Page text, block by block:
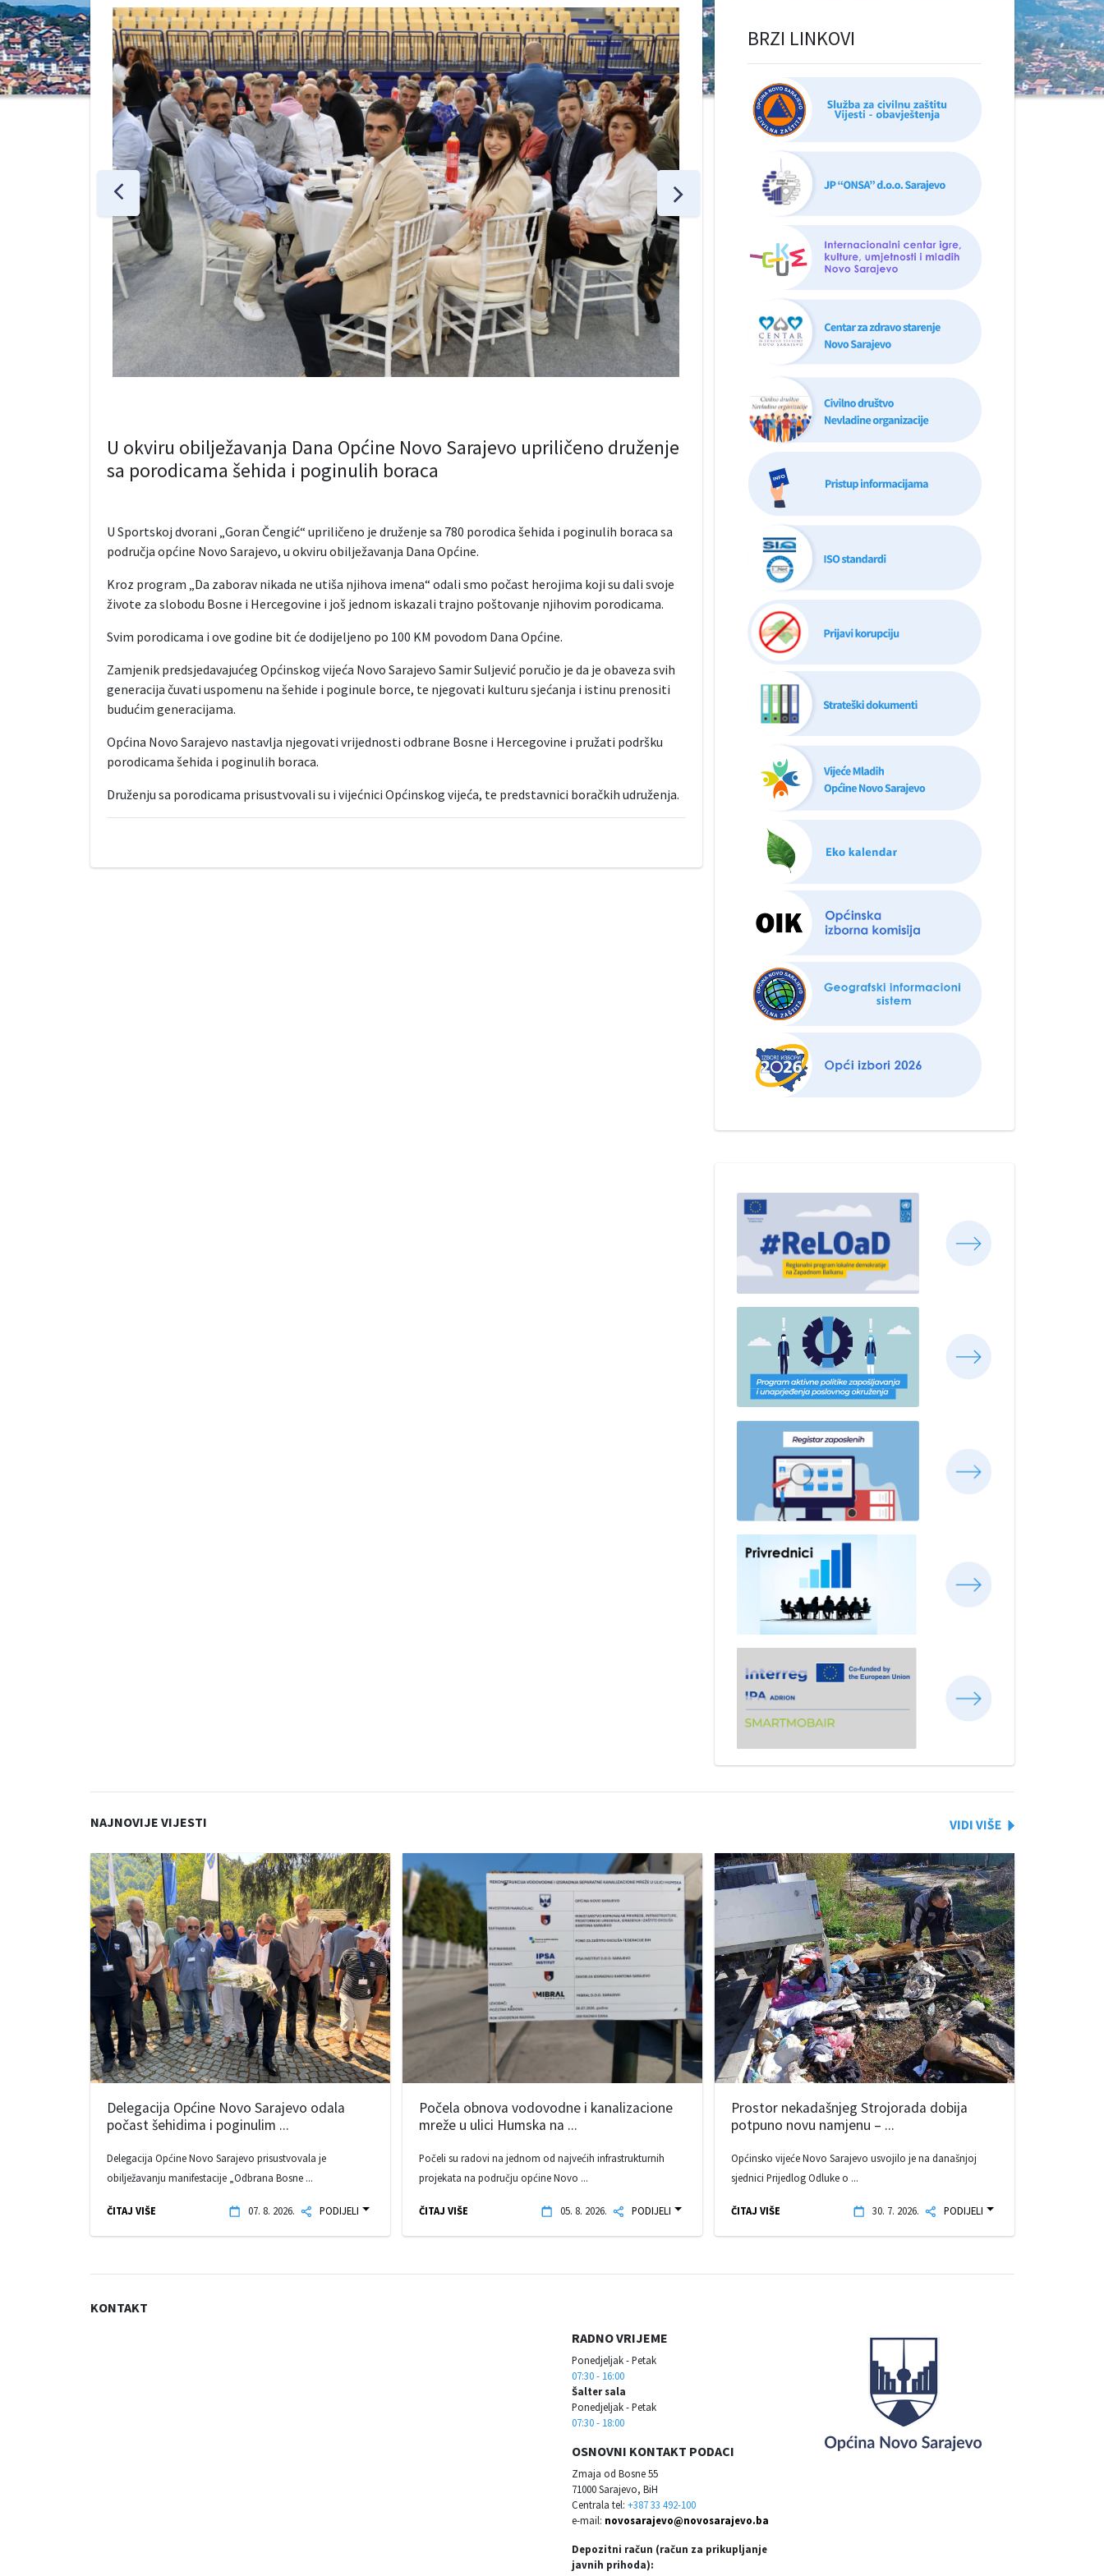
U okviru obilježavanja Dana Općine Novo Sarajevo upriličeno druženje
sa porodicama šehida i poginulih boraca
U Sportskoj dvorani „Goran Čengić“ upriličeno je druženje sa 780 porodica šehida i poginulih boraca sa
područja općine Novo Sarajevo, u okviru obilježavanja Dana Općine.
Kroz program „Da zaborav nikada ne utiša njihova imena“ odali smo počast herojima koji su dali svoje
živote za slobodu Bosne i Hercegovine i još jednom iskazali trajno poštovanje njihovim porodicama.
Svim porodicama i ove godine bit će dodijeljeno po 100 KM povodom Dana Općine.
Zamjenik predsjedavajućeg Općinskog vijeća Novo Sarajevo Samir Suljević poručio je da je obaveza svih
generacija čuvati uspomenu na šehide i poginule borce, te njegovati kulturu sjećanja i istinu prenositi
budućim generacijama.
Općina Novo Sarajevo nastavlja njegovati vrijednosti odbrane Bosne i Hercegovine i pružati podršku
porodicama šehida i poginulih boraca.
Druženju sa porodicama prisustvovali su i vijećnici Općinskog vijeća, te predstavnici boračkih udruženja.
BRZI LINKOVI
NAJNOVIJE VIJESTI
Delegacija Općine Novo Sarajevo odala
počast šehidima i poginulim ...
Delegacija Općine Novo Sarajevo prisustvovala je
obilježavanju manifestacije „Odbrana Bosne ...
ČITAJ VIŠE 07. 8. 2026. PODIJELI
Počela obnova vodovodne i kanalizacione
mreže u ulici Humska na ...
Počeli su radovi na jednom od najvećih infrastrukturnih
projekata na području općine Novo ...
ČITAJ VIŠE 05. 8. 2026. PODIJELI
Prostor nekadašnjeg Strojorada dobija
potpuno novu namjenu – ...
Općinsko vijeće Novo Sarajevo usvojilo je na današnjoj
sjednici Prijedlog Odluke o ...
ČITAJ VIŠE 30. 7. 2026. PODIJELI
KONTAKT
RADNO VRIJEME
Ponedjeljak - Petak
07:30 - 16:00
Šalter sala
Ponedjeljak - Petak
07:30 - 18:00
OSNOVNI KONTAKT PODACI
Zmaja od Bosne 55
71000 Sarajevo, BiH
Centrala tel: +387 33 492-100
e-mail: novosarajevo@novosarajevo.ba
Depozitni račun (račun za prikupljanje
javnih prihoda):